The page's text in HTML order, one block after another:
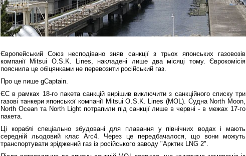
Європейський Союз несподівано зняв санкції з трьох японських газовозів
компанії Mitsui O.S.K. Lines, накладені лише два місяці тому. Єврокомісія
пояснила це обіцянками не перевозити російський газ.
Про це пише gCaptain.
ЄС в рамках 18-го пакета санкцій вирішив виключити з санкційного списку три
газові танкери японської компанії Mitsui O.S.K. Lines (MOL). Судна North Moon,
North Ocean та North Light потрапили під санкції лише в червні - в межах 17-го
пакета.
Ці кораблі спеціально збудовані для плавання у північних водах і мають
середній льодовий клас Arc4. Через це передбачалося, що вони можуть
транспортувати зріджений газ із російського заводу "Арктик LNG 2".